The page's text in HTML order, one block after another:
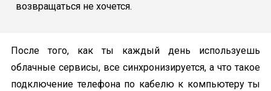
возвращаться не хочется.
После того, как ты каждый день используешь
облачные сервисы, все синхронизируется, а что такое
подключение телефона по кабелю к компьютеру ты